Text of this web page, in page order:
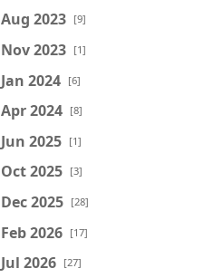
Aug 2023 [9]
Nov 2023 [1]
Jan 2024 [6]
Apr 2024 [8]
Jun 2025 [1]
Oct 2025 [3]
Dec 2025 [28]
Feb 2026 [17]
Jul 2026 [27]